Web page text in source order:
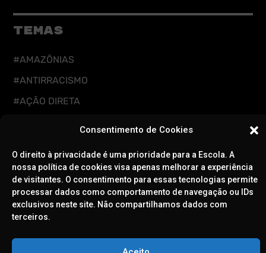
Consentimento de Cookies
O direito à privacidade é uma prioridade para a Escola. A
nossa política de cookies visa apenas melhorar a experiência
de visitantes. O consentimento para essas tecnologias permite
processar dados como comportamento de navegação ou IDs
exclusivos neste site. Não compartilhamos dados com
terceiros.
TEMAS
#AMAZÔNIAS
#ANTIRRACISMO
#AÇÃO DIRETA
#DEFESA DA DEMOCRACIA
#EDUCAÇÃO
#FEMINISMOS
#RESISTÊNCIA CLIMÁTICA